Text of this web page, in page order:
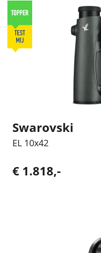
Swarovski
EL 10x42
€ 1.818,-